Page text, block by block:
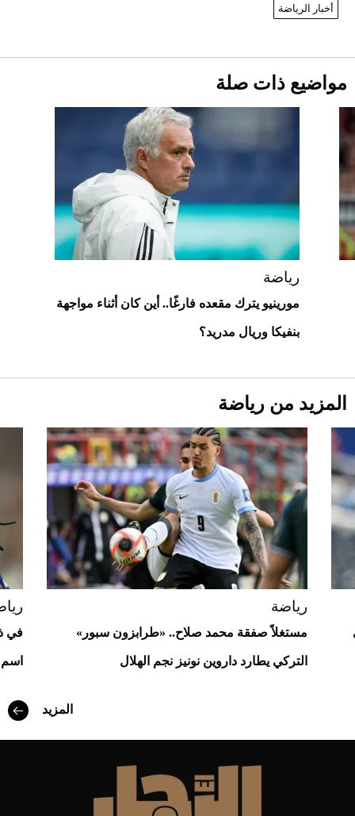
أغلى 10 عطور في العالم للرجال تمنحك فخامة
Aston Martin Valiant: على هوى الأبطال
2026-07-25
"بوجاتي ميسترال" الاستثنائية للبيع في
مزاد مونتيري
2026-07-23
أخبار الرياضة
مواضيع ذات صلة
رياضة
مورينيو يترك مقعده فارغًا.. أين كان أثناء مواجهة
بنفيكا وريال مدريد؟
المزيد من رياضة
رياضة
مستغلاً صفقة محمد صلاح.. «طرابزون سبور»
التركي يطارد داروين نونيز نجم الهلال
في
المزيد